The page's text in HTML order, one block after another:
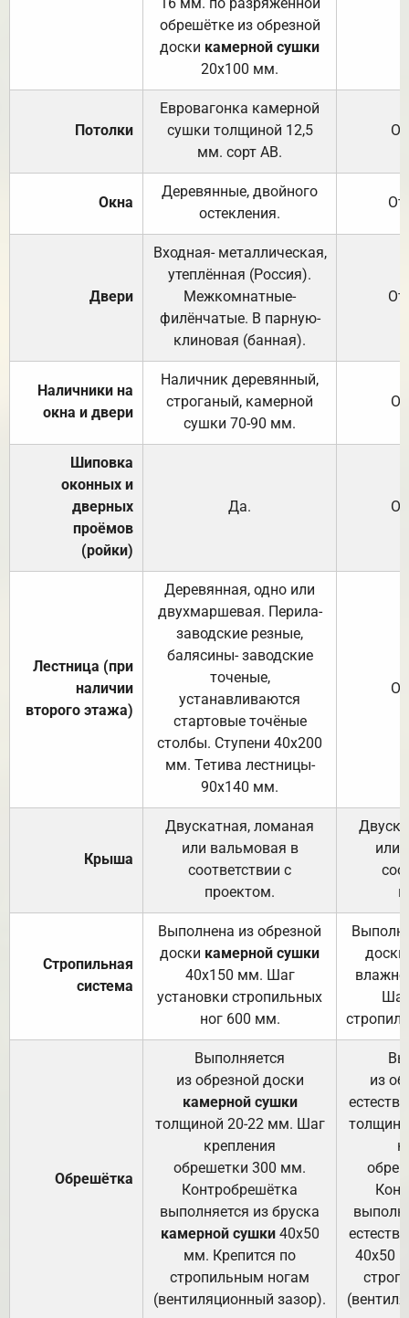
16 мм. по разряженной
обрешётке из обрезной
доски камерной сушки
20х100 мм.
Потолки
Евровагонка камерной
сушки толщиной 12,5
мм. сорт АВ.
Окна
Деревянные, двойного
остекления.
Двери
Входная- металлическая,
утеплённая (Россия).
Межкомнатные-
филёнчатые. В парную-
клиновая (банная).
Наличники на
окна и двери
Наличник деревянный,
строганый, камерной
сушки 70-90 мм.
Шиповка
оконных и
дверных
проёмов
(ройки)
Да.
Лестница (при
наличии
второго этажа)
Деревянная, одно или
двухмаршевая. Перила-
заводские резные,
балясины- заводские
точеные,
устанавливаются
стартовые точёные
столбы. Ступени 40х200
мм. Тетива лестницы-
90х140 мм.
Крыша
Двускатная, ломаная
или вальмовая в
соответствии с
проектом.
или
Стропильная
система
Выполнена из обрезной
доски камерной сушки
40х150 мм. Шаг
установки стропильных
ног 600 мм.
доски
Обрешётка
Выполняется
из обрезной доски
камерной сушки
толщиной 20-22 мм. Шаг
крепления
обрешетки 300 мм.
Контробрешётка
выполняется из бруска
камерной сушки40х50
мм. Крепится по
стропильным ногам
(вентиляционный зазор).
из
40х50